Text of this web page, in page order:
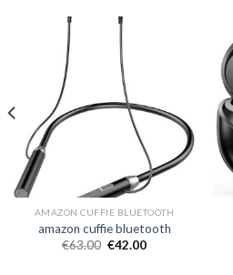
AMAZON CUFFIE BLUETOOTH
amazon cuffie bluetooth
€63.00 €42.00